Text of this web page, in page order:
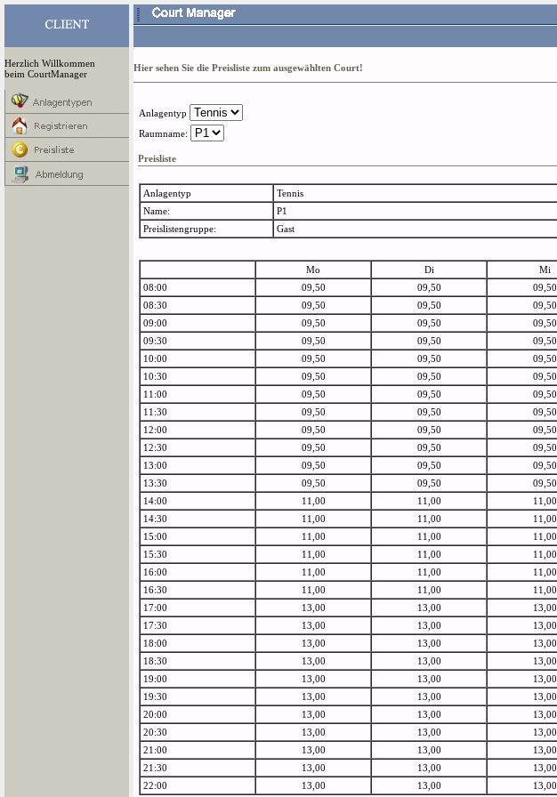
Herzlich Willkommen
beim CourtManager
Hier sehen Sie die Preisliste zum ausgewählten Court!
Anlagentyp
Raumname:
Preisliste
Anlagentyp
Tennis
Name:
P1
Preislistengruppe:
Gast
Mo Di Mi
08:00
09,50 09,50 09,50
08:30
09,50 09,50 09,50
09:00
09,50 09,50 09,50
09:30
09,50 09,50 09,50
10:00
09,50 09,50 09,50
10:30
09,50 09,50 09,50
11:00
09,50 09,50 09,50
11:30
09,50 09,50 09,50
12:00
09,50 09,50 09,50
12:30
09,50 09,50 09,50
13:00
09,50 09,50 09,50
13:30
09,50 09,50 09,50
14:00
11,00 11,00 11,00
14:30
11,00 11,00 11,00
15:00
11,00 11,00 11,00
15:30
11,00 11,00 11,00
16:00
11,00 11,00 11,00
16:30
11,00 11,00 11,00
17:00
13,00 13,00 13,00
17:30
13,00 13,00 13,00
18:00
13,00 13,00 13,00
18:30
13,00 13,00 13,00
19:00
13,00 13,00 13,00
19:30
13,00 13,00 13,00
20:00
13,00 13,00 13,00
20:30
13,00 13,00 13,00
21:00
13,00 13,00 13,00
21:30
13,00 13,00 13,00
22:00
13,00 13,00 13,00